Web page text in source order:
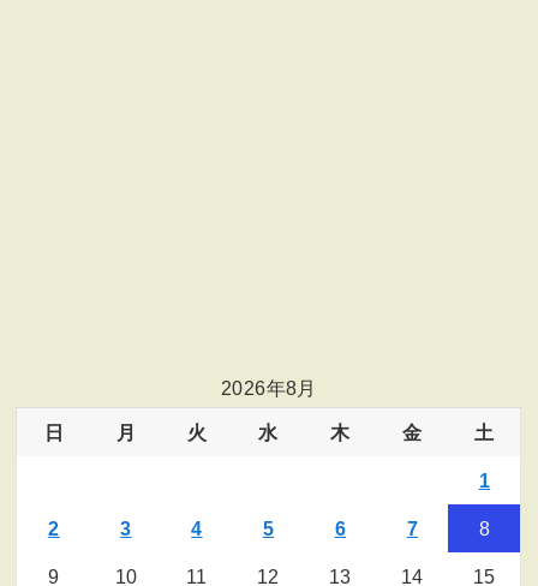
2026年8月
日 月 火 水 木 金 土
1
2 3 4 5 6 7 8
9 10 11 12 13 14 15